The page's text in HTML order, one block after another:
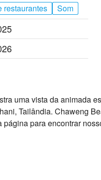
restaurantes Som
uma vista da animada
Tailândia. Chaweng
para encontrar